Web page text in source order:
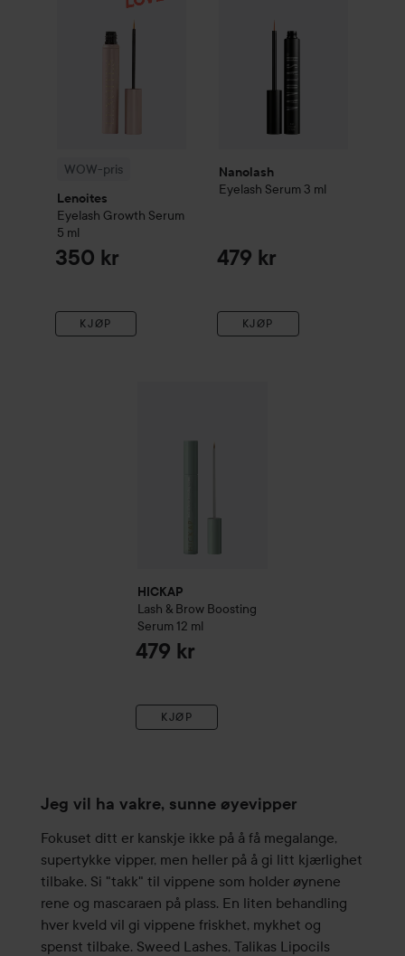
WOW-pris
Lenoites
Eyelash Growth Serum
5 ml
350 kr
KJØP
Nanolash
Eyelash Serum 3 ml
479 kr
KJØP
HICKAP
Lash & Brow Boosting
Serum 12 ml
479 kr
KJØP
Jeg vil ha vakre, sunne øyevipper
Fokuset ditt er kanskje ikke på å få megalange,
supertykke vipper, men heller på å gi litt kjærlighet
tilbake. Si "takk" til vippene som holder øynene
rene og mascaraen på plass. En liten behandling
hver kveld vil gi vippene friskhet, mykhet og
spenst tilbake. Sweed Lashes, Talikas Lipocils